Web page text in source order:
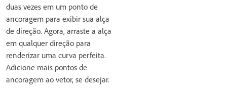
duas vezes em um ponto de
ancoragem para exibir sua alça
de direção. Agora, arraste a alça
em qualquer direção para
renderizar uma curva perfeita.
Adicione mais pontos de
ancoragem ao vetor, se desejar.